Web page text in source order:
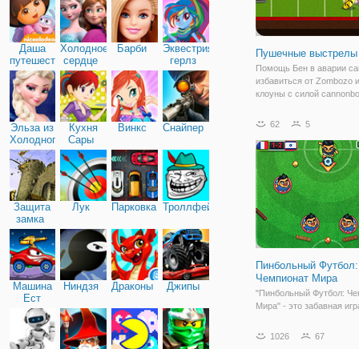
Даша
путешественница
Холодное
сердце
Барби
Эквестрия
герлз
Эльза из
Холодного
сердца
Кухня
Сары
Винкс Снайпер
Защита
замка
Лук Парковка Троллфейс
Машина
Ест
Машину
Ниндзя Драконы Джипы
Пушечные выстрелы
Помощь Бен в аварии
избавиться от Zombozo
клоуны с силой
можно меньше
должны направить ваш
внутренний серое
62 5
Пинбольный Футбол:
Чемпионат Мира
"Пинбольный Футбол:
Мира" - это забавная
деле, которая как
1026 67